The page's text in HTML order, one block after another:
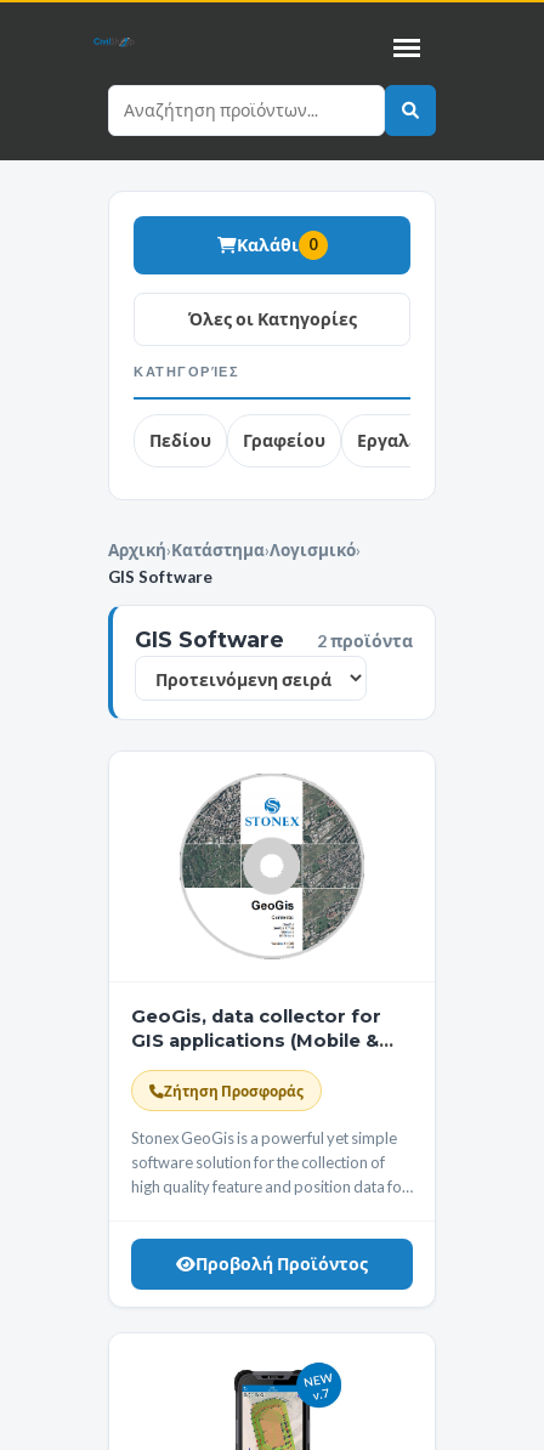
Καλάθι 0
ΚΑΤΗΓΟΡΊΕΣ
Πεδίου Γραφείου Εργαλεία
Αρχική›Κατάστημα›Λογισμικό›
GIS Software
GIS Software 2 προϊόντα
GeoGis, data collector for
GIS applications (Mobile &
Office license)
Ζήτηση Προσφοράς
Stonex GeoGis is a powerful yet simple
software solution for the collection of
high quality feature and position data for
software provides simple and efficient
workflows to capture high quality data
quickly and easily. GeoGis is an option
that can be embedded into handheld GIS
systems.GeoGis is developed for
Προβολή Προϊόντος